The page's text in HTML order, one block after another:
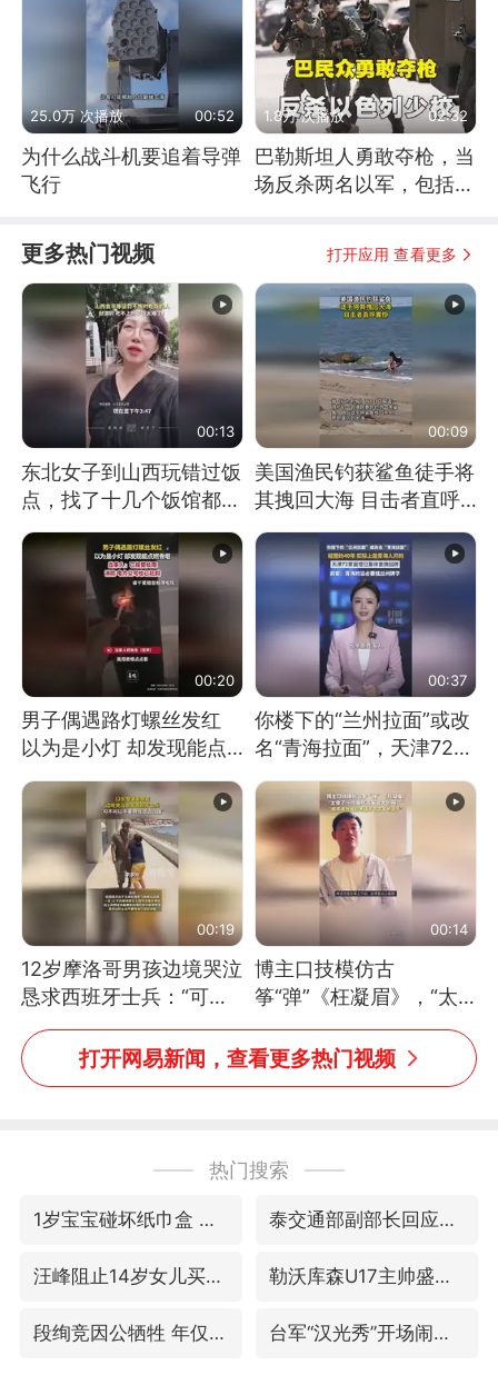
25.0万 次播放 00:52
为什么战斗机要追着导弹
飞行
1.8万 次播放 02:32
巴勒斯坦人勇敢夺枪，当
场反杀两名以军，包括一
更多热门视频 打开应用 查看更多
00:13
东北女子到山西玩错过饭
点，找了十几个饭馆都没
开门：午休到几点
00:09
美国渔民钓获鲨鱼徒手将
其拽回大海 目击者直呼
震惊 （视频来源：参考
消息）
00:20
男子偶遇路灯螺丝发红
以为是小灯 却发现能点
燃香烟 当事人：已报警
处理
00:37
你楼下的“兰州拉面”或改
名“青海拉面”，天津72家
面馆已集体更换招牌
00:19
12岁摩洛哥男孩边境哭泣
恳求西班牙士兵：“可不
可以不要把我遣返回国”
00:14
博主口技模仿古
筝“弹”《枉凝眉》，“太
像了～你是吃古筝长大的
吗？”“或将成为首位考级
不带古筝的选手。”（来
打开网易新闻，查看更多热门视频
热门搜索
1岁宝宝碰坏纸巾盒 宝妈被索赔924元 泰交通部副部长回应中国人遭歧视手势
汪峰阻止14岁女儿买大牌 勒沃库森U17主帅盛赞赵松源
段绚竞因公牺牲 年仅44岁 台军“汉光秀”开场闹剧多